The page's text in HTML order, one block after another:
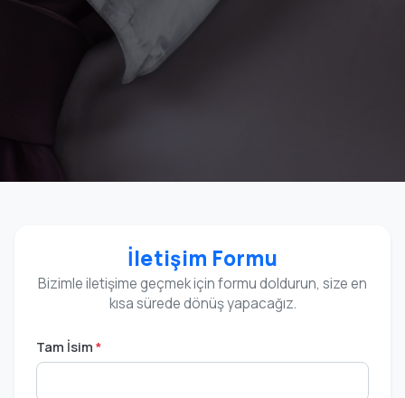
İletişim Formu
Bizimle iletişime geçmek için formu doldurun, size en
kısa sürede dönüş yapacağız.
Tam İsim *